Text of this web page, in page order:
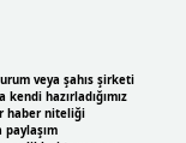
veya şahıs şirketi
hazırladığımız
haber niteliği